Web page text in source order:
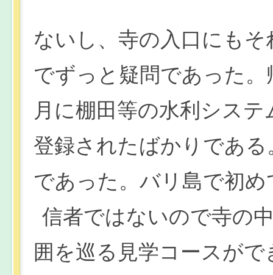
ないし、寺の入口にも
でずっと疑問であった
月に棚田等の水利シス
登録されたばかりであ
であった。バリ島で初
信者ではないので寺の
囲を巡る見学コースが